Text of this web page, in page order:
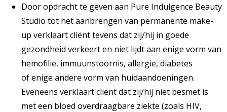
Door opdracht te geven aan Pure Indulgence Beauty
Studio tot het aanbrengen van permanente make-
up verklaart cliënt tevens dat zij/hij in goede
gezondheid verkeert en niet lijdt aan enige vorm van
hemofilie, immuunstoornis, allergie, diabetes
of enige andere vorm van huidaandoeningen.
Eveneens verklaart cliënt dat zij/hij niet besmet is
met een bloed overdraagbare ziekte (zoals HIV,